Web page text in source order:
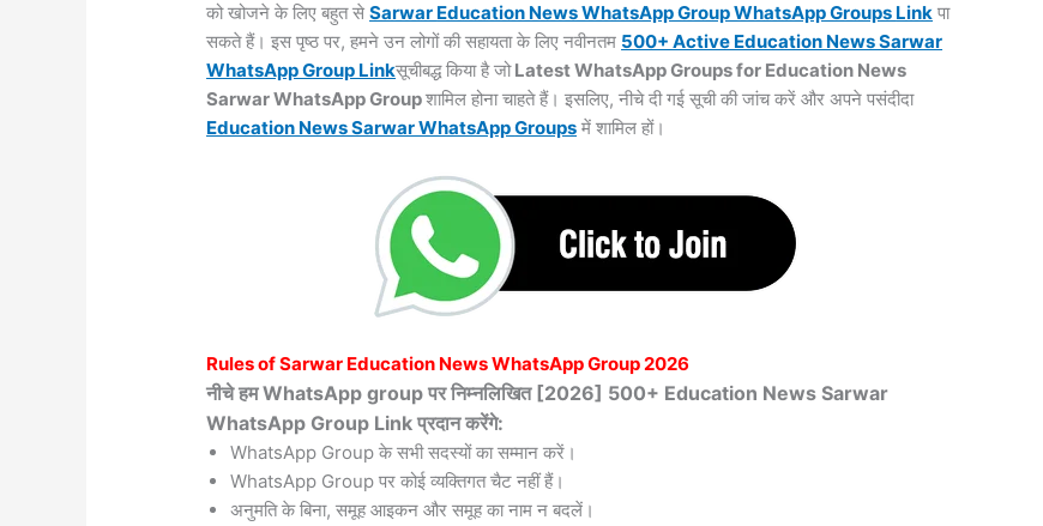
को खोजने के लिए बहुत सेSarwar Education News WhatsApp Group WhatsApp Groups Link पा
सकते हैं। इस पृष्ठ पर, हमने उन लोगों की सहायता के लिए नवीनतम 500+ Active Education News Sarwar
WhatsApp Group Linkसूचीबद्ध किया है जोLatest WhatsApp Groups for Education News
Sarwar WhatsApp Groupशामिल होना चाहते हैं। इसलिए, नीचे दी गई सूची की जांच करें और अपने पसंदीदा
Education News Sarwar WhatsAppGroups में शामिल हों।
Rules ofSarwar Education News WhatsApp Group 2026
नीचे हम WhatsApp group पर निम्नलिखित [2026] 500+ Education News Sarwar
WhatsApp Group Link प्रदान करेंगे:
WhatsApp Group के सभी सदस्यों का सम्मान करें।
WhatsApp Group पर कोई व्यक्तिगत चैट नहीं हैं।
अनुमति के बिना, समूह आइकन और समूह का नाम न बदलें।